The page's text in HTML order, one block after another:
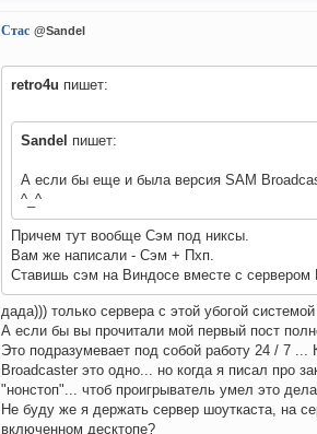
Стас @Sandel
retro4u пишет:
Sandel пишет:
А если бы еще и была версия SAM
^_^
Причем тут вообще Сэм под никсы.
Вам же написали - Сэм + Пхп.
Ставишь сэм на Виндосе вместе с сервером
дада))) только сервера с этой убогой
А если бы вы прочитали мой первый пост
Это подразумевает под собой работу 24 / 7
Broadcaster это одно... но когда я писал про
"нонстоп"... чтоб проигрыватель умел это
Не буду же я держать сервер шоуткаста, на
включенном десктопе?